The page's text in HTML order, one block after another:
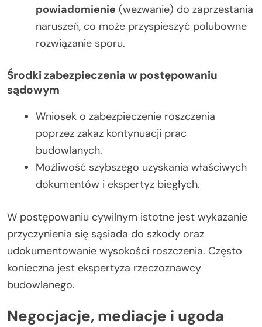
powiadomienie (wezwanie) do zaprzestania
naruszeń, co może przyspieszyć polubowne
rozwiązanie sporu.
Środki zabezpieczenia w postępowaniu
sądowym
Wniosek o zabezpieczenie roszczenia
poprzez zakaz kontynuacji prac
budowlanych.
Możliwość szybszego uzyskania właściwych
dokumentów i ekspertyz biegłych.
W postępowaniu cywilnym istotne jest wykazanie
przyczynienia się sąsiada do szkody oraz
udokumentowanie wysokości roszczenia. Często
konieczna jest ekspertyza rzeczoznawcy
budowlanego.
Negocjacje, mediacje i ugoda